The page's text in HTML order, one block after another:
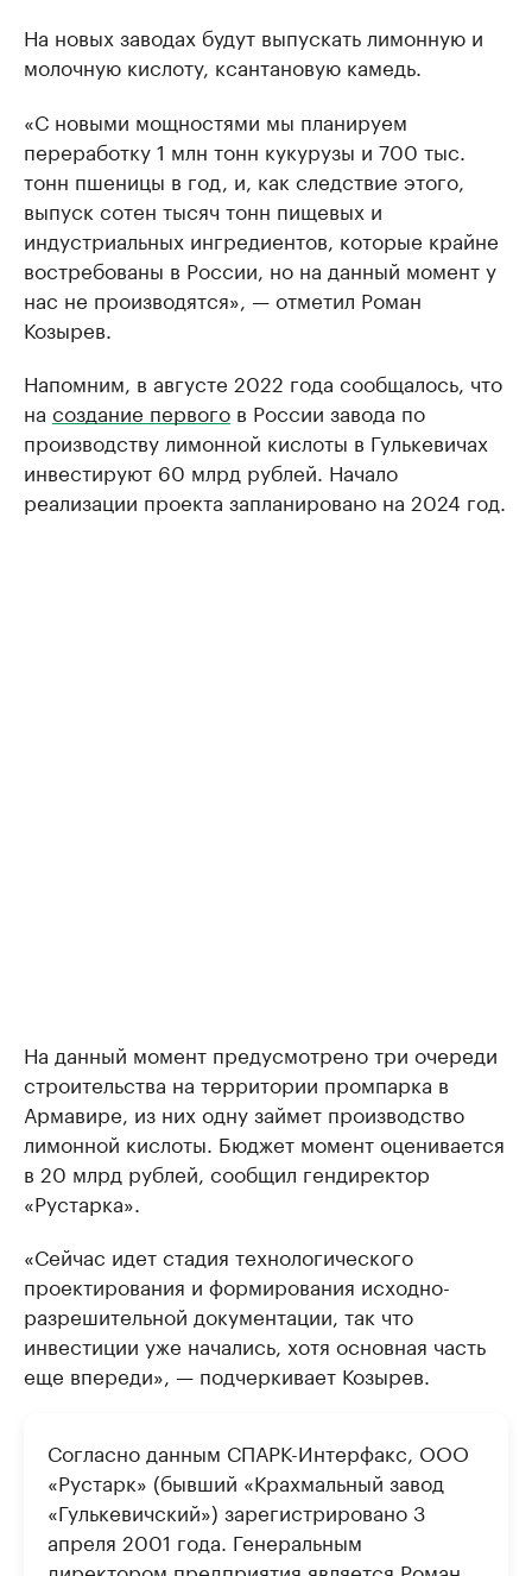
На новых заводах будут выпускать лимонную и
молочную кислоту, ксантановую камедь.
«С новыми мощностями мы планируем
переработку 1 млн тонн кукурузы и 700 тыс.
тонн пшеницы в год, и, как следствие этого,
выпуск сотен тысяч тонн пищевых и
индустриальных ингредиентов, которые крайне
востребованы в России, но на данный момент у
нас не производятся», — отметил Роман
Козырев.
Напомним, в августе 2022 года сообщалось, что
на создание первого в России завода по
производству лимонной кислоты в Гулькевичах
инвестируют 60 млрд рублей. Начало
реализации проекта запланировано на 2024 год.
На данный момент предусмотрено три очереди
строительства на территории промпарка в
Армавире, из них одну займет производство
лимонной кислоты. Бюджет момент оценивается
в 20 млрд рублей, сообщил гендиректор
«Рустарка».
«Сейчас идет стадия технологического
проектирования и формирования исходно-
разрешительной документации, так что
инвестиции уже начались, хотя основная часть
еще впереди», — подчеркивает Козырев.
Согласно данным СПАРК-Интерфакс, ООО
«Рустарк» (бывший «Крахмальный завод
«Гулькевичский») зарегистрировано 3
апреля 2001 года. Генеральным